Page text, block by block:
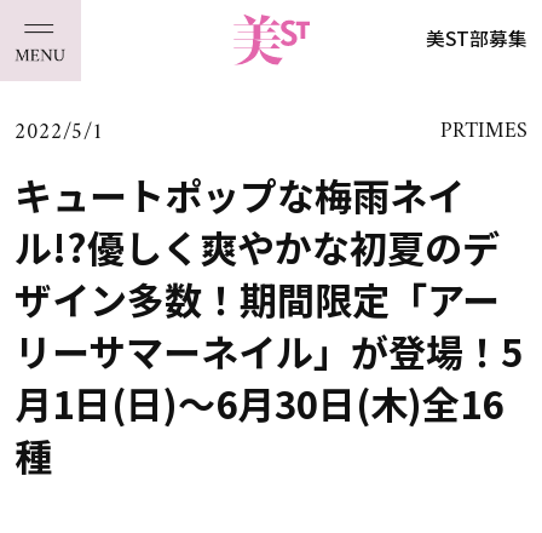
美ST部募集
2022/5/1 PRTIMES
キュートポップな梅雨ネイ
ル!?優しく爽やかな初夏のデ
ザイン多数！期間限定「アー
リーサマーネイル」が登場！5
月1日(日)～6月30日(木)全16
種